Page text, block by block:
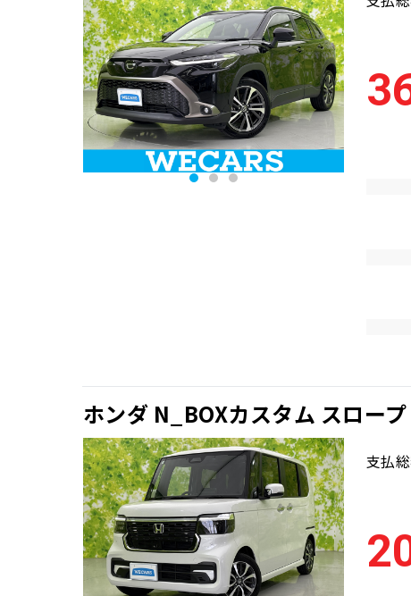
ホンダ N_BOXカスタム スロープ
支払